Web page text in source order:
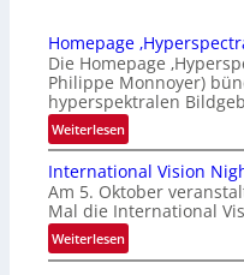
Homepage
Die Homepage
Philippe Monnoyer)
hyperspektralen
Weiterlesen:
H
o
m
e
p
a
International Vision
Am 5. Oktober
Mal die International
Weiterlesen:
I